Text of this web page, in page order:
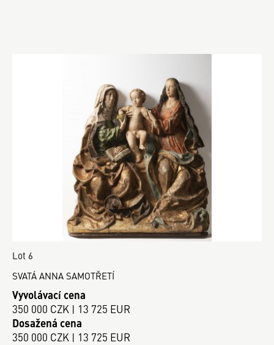
Lot 6
SVATÁ ANNA SAMOTŘETÍ
Vyvolávací cena
350 000 CZK | 13 725 EUR
Dosažená cena
350 000 CZK | 13 725 EUR